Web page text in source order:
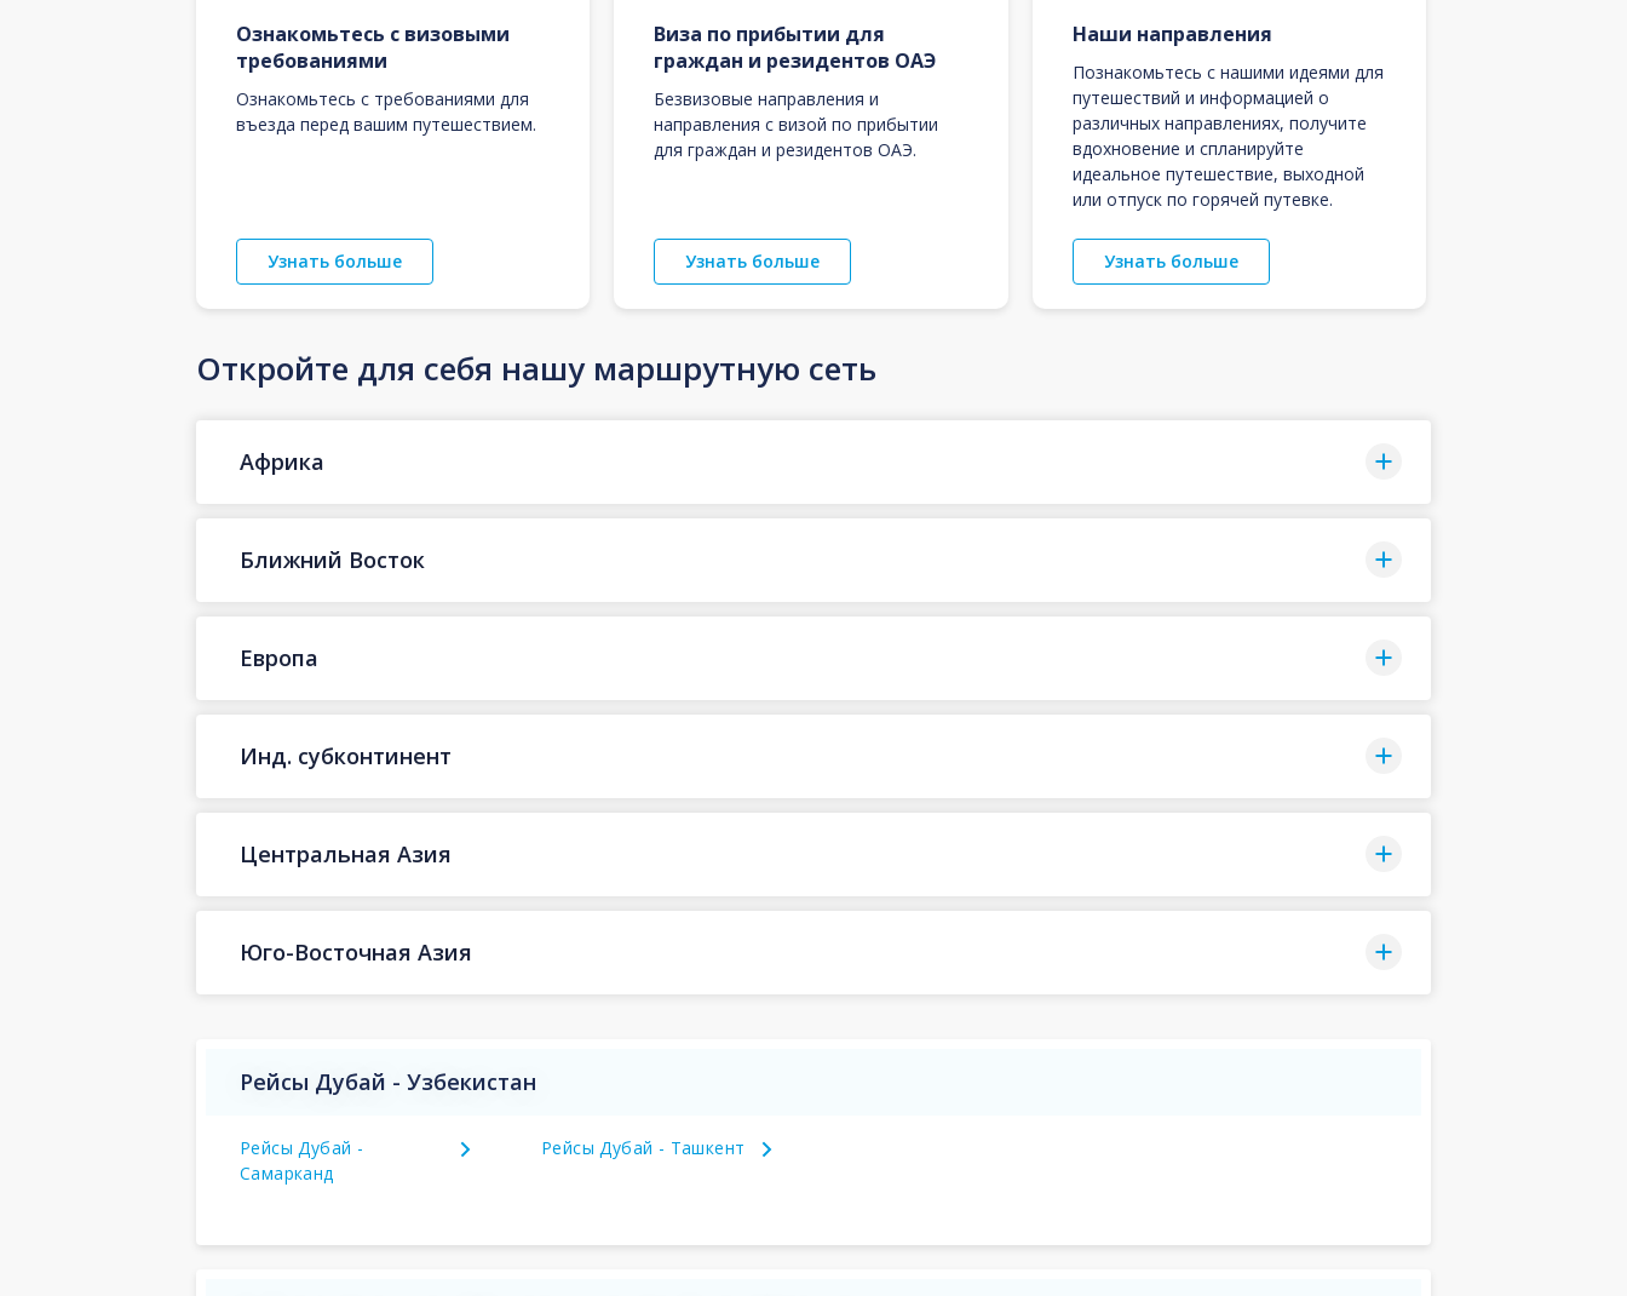
Ознакомьтесь с визовыми
требованиями
Ознакомьтесь с требованиями для
въезда перед вашим путешествием.
Узнать больше
Виза по прибытии для
граждан и резидентов ОАЭ
Безвизовые направления и
направления с визой по прибытии
для граждан и резидентов ОАЭ.
Узнать больше
Наши направления
Познакомьтесь с нашими идеями для
путешествий и информацией о
различных направлениях, получите
вдохновение и спланируйте
идеальное путешествие, выходной
или отпуск по горячей путевке.
Узнать больше
Откройте для себя нашу маршрутную сеть
Африка
Ближний Восток
Европа
Инд. субконтинент
Центральная Азия
Юго-Восточная Азия
Рейсы Дубай - Узбекистан
Рейсы Дубай -
Самарканд
Рейсы Дубай - Ташкент